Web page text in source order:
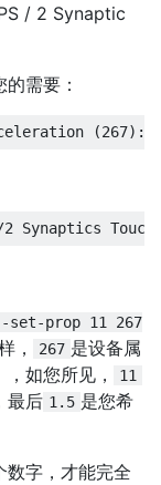
/ 2 Synaptic
需要：
prop 11 267
， 267 是设备属
如您所见，
11
最后 1.5 是您希
数字，才能完全